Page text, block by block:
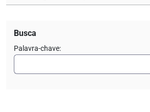
Busca
Palavra-chave: